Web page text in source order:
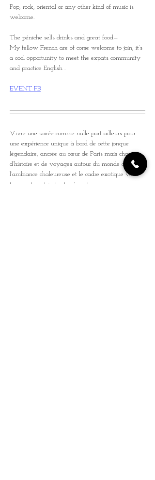
Pop, rock, oriental or any other kind of music is
welcome.
The péniche sells drinks and great food—
My fellow French are of corse welcome to join; it’s
a cool opportunity to meet the expats community
and practice English .
EVENT FB
Vivre une soirée comme nulle part ailleurs pour
une expérience unique à bord de cette jonque
légendaire, ancrée au cœur de Paris mais chargée
d’histoire et de voyages autour du monde où
l’ambiance chaleureuse et le cadre exotique vous
transporteront instantanément.